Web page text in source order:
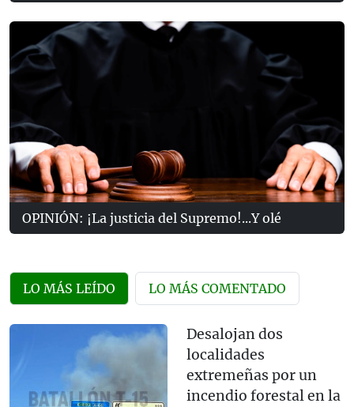
OPINIÓN: ¡La justicia del Supremo!...Y olé
LO MÁS LEÍDO LO MÁS COMENTADO
Desalojan dos
localidades
extremeñas por un
incendio forestal en la